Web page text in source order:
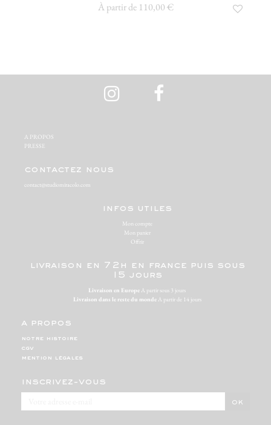
À partir de 110,00 €
A PROPOS‬
PRESSE‬
contactez nous
contact@studiomiracolo.com
infos utiles
Mon compte
Mon panier
Offrir
livraison en 72h en france puis sous
15 jours
Livraison en Europe A partir sous 3 jours
Livraison dans le reste du monde A partir de 14 jours
a propos
notre histoire
cgv
mention légales
inscrivez-vous